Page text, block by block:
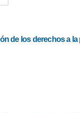
de los derechos a